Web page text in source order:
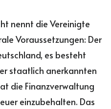
nennt die Vereinigte
Voraussetzungen: Der
es besteht
staatlich anerkannten
die Finanzverwaltung
einzubehalten. Das